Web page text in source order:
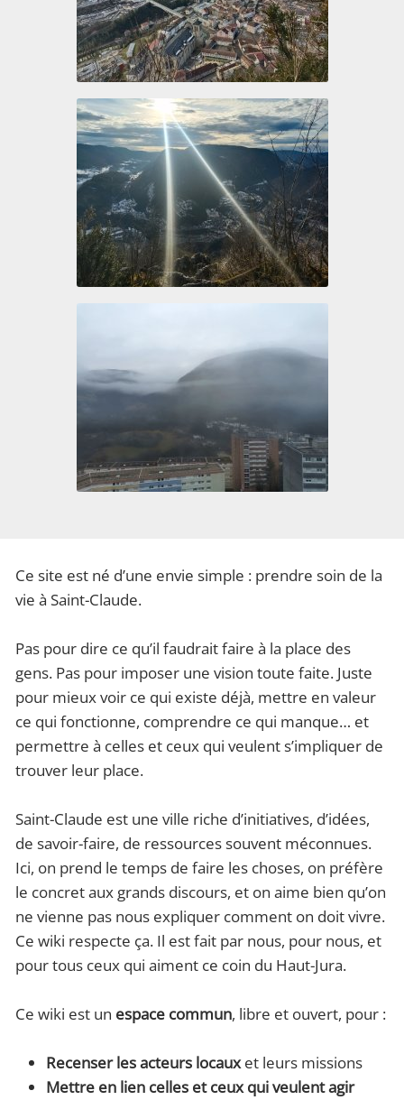
Ce site est né d’une envie simple : prendre soin de la
vie à Saint-Claude.
Pas pour dire ce qu’il faudrait faire à la place des
gens. Pas pour imposer une vision toute faite. Juste
pour mieux voir ce qui existe déjà, mettre en valeur
ce qui fonctionne, comprendre ce qui manque… et
permettre à celles et ceux qui veulent s’impliquer de
trouver leur place.
Saint-Claude est une ville riche d’initiatives, d’idées,
de savoir-faire, de ressources souvent méconnues.
Ici, on prend le temps de faire les choses, on préfère
le concret aux grands discours, et on aime bien qu’on
ne vienne pas nous expliquer comment on doit vivre.
Ce wiki respecte ça. Il est fait par nous, pour nous, et
pour tous ceux qui aiment ce coin du Haut-Jura.
Ce wiki est un espace commun, libre et ouvert, pour :
Recenser les acteurs locauxet leurs missions
Mettre en lien celles et ceux qui veulent agir